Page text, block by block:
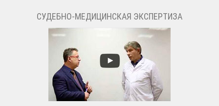
СУДЕБНО-МЕДИЦИНСКАЯ ЭКСПЕРТИЗА